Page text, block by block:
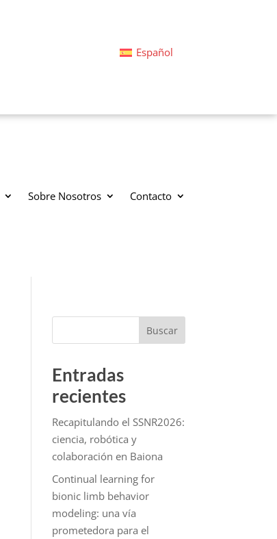
Español
Sobre Nosotros Contacto
Buscar
Entradas
recientes
Recapitulando el SSNR2026:
ciencia, robótica y
colaboración en Baiona
Continual learning for
bionic limb behavior
modeling: una vía
prometedora para el